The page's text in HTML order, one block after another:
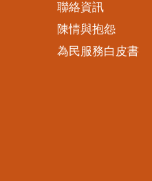
聯絡資訊
陳情與抱怨
為民服務白皮書